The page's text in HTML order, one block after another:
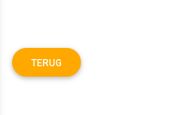
TERUG